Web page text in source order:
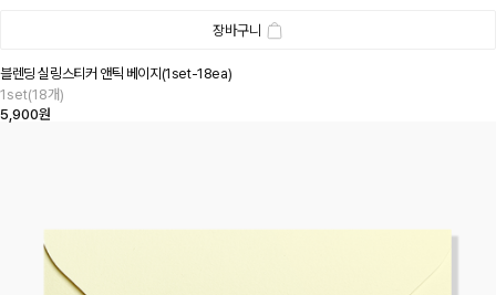
장바구니
블렌딩 실링스티커 앤틱 베이지(1set-18ea)
1set(18개)
5,900원